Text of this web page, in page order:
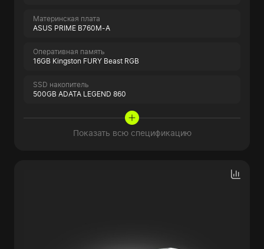
Материнская плата
ASUS PRIME B760M-A
Оперативная память
16GB Kingston FURY Beast RGB
SSD накопитель
500GB ADATA LEGEND 860
Показать всю спецификацию